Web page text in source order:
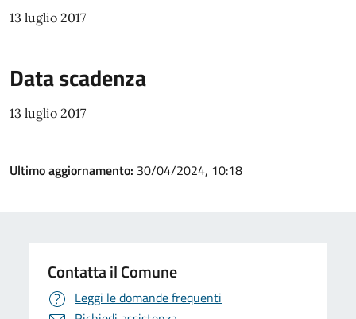
13 luglio 2017
Data scadenza
13 luglio 2017
Ultimo aggiornamento: 30/04/2024, 10:18
Contatta il Comune
Leggi le domande frequenti